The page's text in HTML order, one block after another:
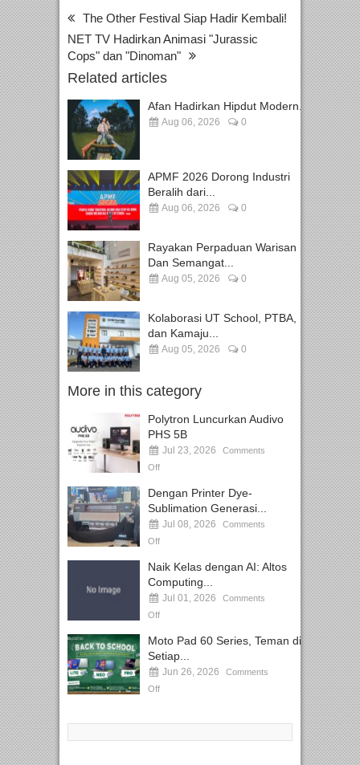
The Other Festival Siap Hadir Kembali!
NET TV Hadirkan Animasi "Jurassic
Cops" dan "Dinoman"
Related articles
Afan Hadirkan Hipdut Modern...
Aug 06, 2026 0
APMF 2026 Dorong Industri
Beralih dari...
Aug 06, 2026 0
Rayakan Perpaduan Warisan
Dan Semangat...
Aug 05, 2026 0
Kolaborasi UT School, PTBA,
dan Kamaju...
Aug 05, 2026 0
More in this category
Polytron Luncurkan Audivo
PHS 5B
Jul 23, 2026
Comments
Off
Dengan Printer Dye-
Sublimation Generasi...
Jul 08, 2026
Comments
Off
Naik Kelas dengan AI: Altos
Computing...
Jul 01, 2026
Comments
Off
Moto Pad 60 Series, Teman di
Setiap...
Jun 26, 2026
Comments
Off